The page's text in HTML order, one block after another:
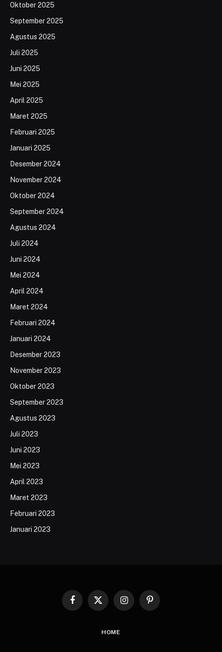
Oktober 2025
September 2025
Agustus 2025
Juli 2025
Juni 2025
Mei 2025
April 2025
Maret 2025
Februari 2025
Januari 2025
Desember 2024
November 2024
Oktober 2024
September 2024
Agustus 2024
Juli 2024
Juni 2024
Mei 2024
April 2024
Maret 2024
Februari 2024
Januari 2024
Desember 2023
November 2023
Oktober 2023
September 2023
Agustus 2023
Juli 2023
Juni 2023
Mei 2023
April 2023
Maret 2023
Februari 2023
Januari 2023
Facebook
X
InstagramPinterest
HOME